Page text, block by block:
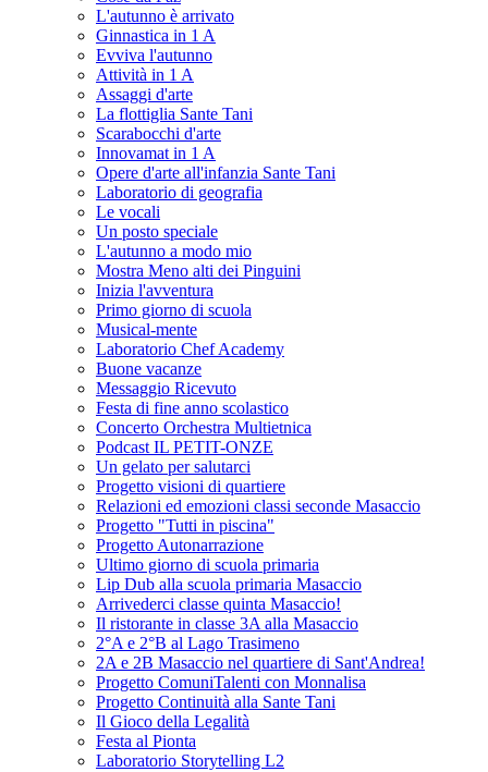
L'autunno è arrivato
Ginnastica in 1 A
Evviva l'autunno
Attività in 1 A
Assaggi d'arte
La flottiglia Sante Tani
Scarabocchi d'arte
Innovamat in 1 A
Opere d'arte all'infanzia Sante Tani
Laboratorio di geografia
Le vocali
Un posto speciale
L'autunno a modo mio
Mostra Meno alti dei Pinguini
Inizia l'avventura
Primo giorno di scuola
Musical-mente
Laboratorio Chef Academy
Buone vacanze
Messaggio Ricevuto
Festa di fine anno scolastico
Concerto Orchestra Multietnica
Podcast IL PETIT-ONZE
Un gelato per salutarci
Progetto visioni di quartiere
Relazioni ed emozioni classi seconde Masaccio
Progetto "Tutti in piscina"
Progetto Autonarrazione
Ultimo giorno di scuola primaria
Lip Dub alla scuola primaria Masaccio
Arrivederci classe quinta Masaccio!
Il ristorante in classe 3A alla Masaccio
2°A e 2°B al Lago Trasimeno
2A e 2B Masaccio nel quartiere di Sant'Andrea!
Progetto ComuniTalenti con Monnalisa
Progetto Continuità alla Sante Tani
Il Gioco della Legalità
Festa al Pionta
Laboratorio Storytelling L2